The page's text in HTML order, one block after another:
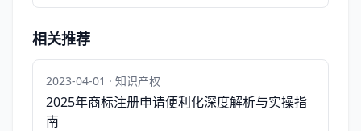
相关推荐
2023-04-01 · 知识产权
2025年商标注册申请便利化深度解析与实操指
南